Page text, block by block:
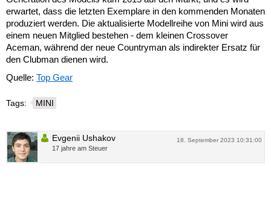
erwartet, dass die letzten Exemplare in den kommenden Monaten
produziert werden. Die aktualisierte Modellreihe von Mini wird aus
einem neuen Mitglied bestehen - dem kleinen Crossover
Aceman, während der neue Countryman als indirekter Ersatz für
den Clubman dienen wird.
Quelle: Top Gear
Tags: MINI
18. September 2023 10:31:00
Evgenii Ushakov
17 jahre am Steuer